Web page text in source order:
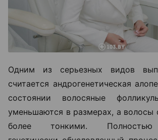
Одним из серьезных видов
считается андрогенетическая
состоянии волосяные
уменьшаются в размерах, а волосы
более тонкими. Полностью